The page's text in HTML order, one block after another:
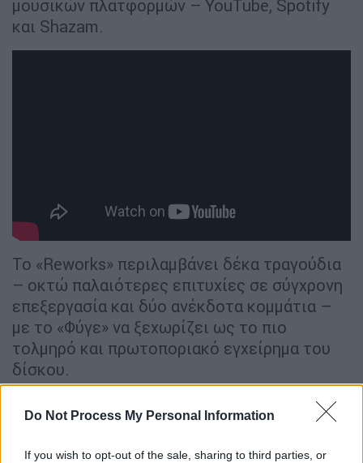
Do Not Process My Personal Information
If you wish to opt-out of the sale, sharing to third parties, or
μουσικών πλατφορμών – YouTube, Spotify
και Shazam.
Το «Reworks» περιλαμβάνει δέκα τραγούδια
– οκτώ παλαιότερες επιτυχίες σε σύγχρονη
επεξεργασία και δύο ανέκδοτα κομμάτια –
με το «Φύγε» να ξεχωρίζει ως το πιο
τολμηρό και πρωτοποριακό εγχείρημα του
δίσκου.
ΛΕΞ: Εκτός ελέγχου η χρήση
καπνογόνων στη συναυλία του – Ο
κόσμος δυσκολευόταν να αναπνεύσει